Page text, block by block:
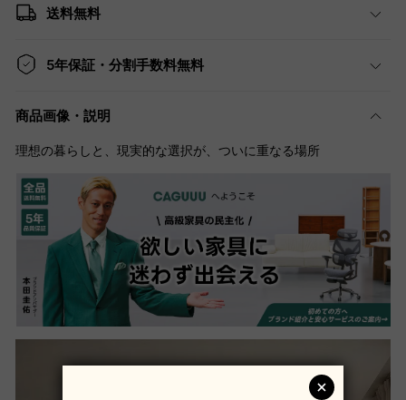
送料無料
5年保証・分割手数料無料
商品画像・説明
理想の暮らしと、現実的な選択が、ついに重なる場所